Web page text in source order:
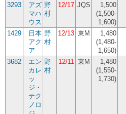
3293
アズ
マハ
ウス
野
村
12/17 JQS
1,500
(1,500-
1,600)
1429
日本
アク
ア
野
村
12/13 東M
1,480
(1,480-
1,650)
3682
エン
カレ
ッ
ジ・
テク
ノロ
野
村
12/11 東M
1,480
(1,550-
1,730)